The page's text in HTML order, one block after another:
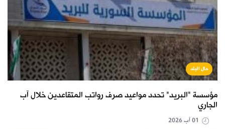
حال البلد
مؤسسة "البريد" تحدد مواعيد صرف رواتب المتقاعدين خلال آب
الجاري